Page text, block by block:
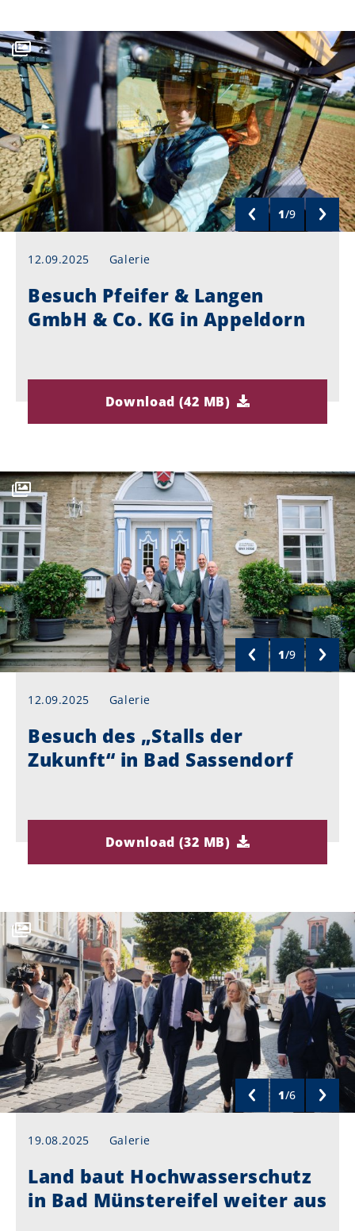
1/9
12.09.2025 Galerie
Besuch Pfeifer & Langen
GmbH & Co. KG in Appeldorn
Download (42 MB)
1/9
12.09.2025 Galerie
Besuch des „Stalls der
Zukunft“ in Bad Sassendorf
Download (32 MB)
1/6
19.08.2025 Galerie
Land baut Hochwasserschutz
in Bad Münstereifel weiter aus